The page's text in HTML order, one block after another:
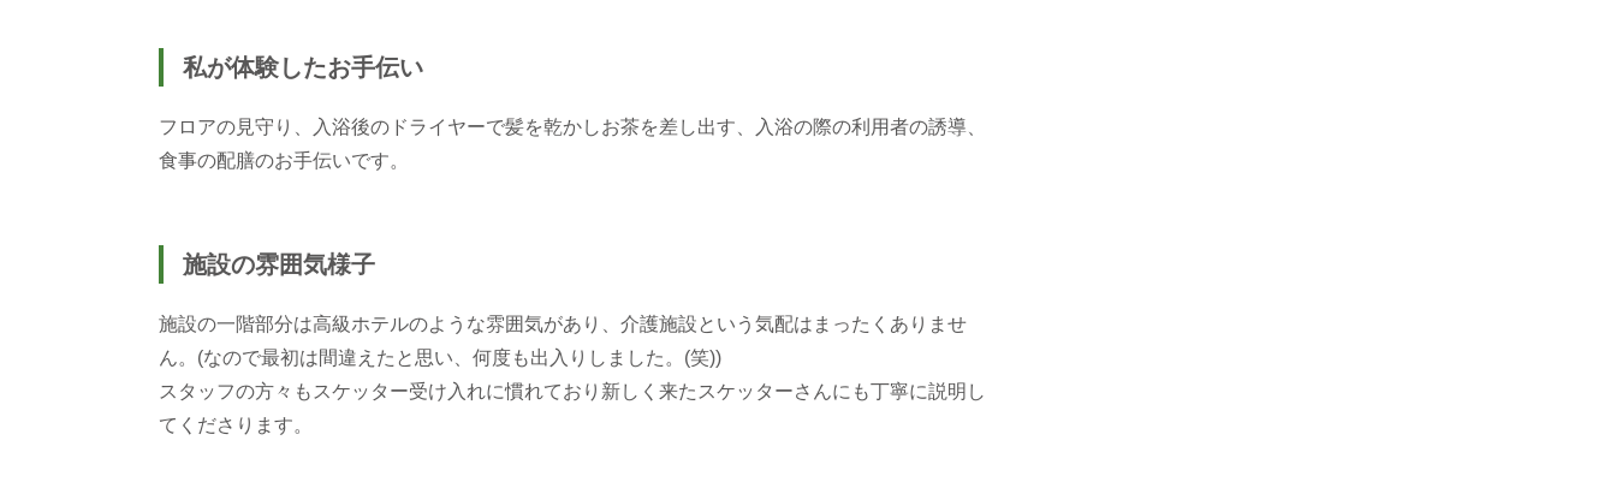
私が体験したお手伝い
フロアの見守り、入浴後のドライヤーで髪を乾かしお茶を差し出す、入浴の際の利用者の誘導、
食事の配膳のお手伝いです。
施設の雰囲気様子
施設の一階部分は高級ホテルのような雰囲気があり、介護施設という気配はまったくありませ
ん。(なので最初は間違えたと思い、何度も出入りしました。(笑))
スタッフの方々もスケッター受け入れに慣れており新しく来たスケッターさんにも丁寧に説明し
てくださります。